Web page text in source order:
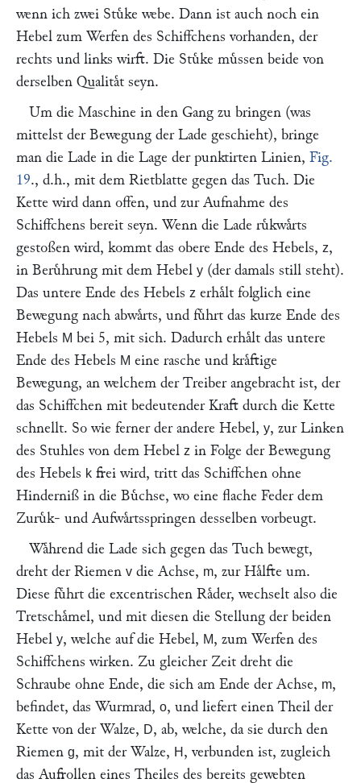
wenn ich zwei Stuͤke webe. Dann ist auch noch ein
Hebel zum Werfen des Schiffchens vorhanden, der
rechts und links wirft. Die Stuͤke muͤssen beide von
derselben Qualitaͤt seyn.
Um die Maschine in den Gang zu bringen (was
mittelst der Bewegung der Lade geschieht), bringe
man die Lade in die Lage der punktirten Linien, Fig.
19., d.h., mit dem Rietblatte gegen das Tuch. Die
Kette wird dann offen, und zur Aufnahme des
Schiffchens bereit seyn. Wenn die Lade ruͤkwaͤrts
gestoßen wird, kommt das obere Ende des Hebels, z,
in Beruͤhrung mit dem Hebel y (der damals still steht).
Das untere Ende des Hebels z erhaͤlt folglich eine
Bewegung nach abwaͤrts, und fuͤhrt das kurze Ende des
Hebels M bei 5, mit sich. Dadurch erhaͤlt das untere
Ende des Hebels M eine rasche und kraͤftige
Bewegung, an welchem der Treiber angebracht ist, der
das Schiffchen mit bedeutender Kraft durch die Kette
schnellt. So wie ferner der andere Hebel, y, zur Linken
des Stuhles von dem Hebel z in Folge der Bewegung
des Hebels k frei wird, tritt das Schiffchen ohne
Hinderniß in die Buͤchse, wo eine flache Feder dem
Zuruͤk- und Aufwaͤrtsspringen desselben vorbeugt.
Waͤhrend die Lade sich gegen das Tuch bewegt,
dreht der Riemen v die Achse, m, zur Haͤlfte um.
Diese fuͤhrt die excentrischen Raͤder, wechselt also die
Tretschaͤmel, und mit diesen die Stellung der beiden
Hebel y, welche auf die Hebel, M, zum Werfen des
Schiffchens wirken. Zu gleicher Zeit dreht die
Schraube ohne Ende, die sich am Ende der Achse, m,
befindet, das Wurmrad, o, und liefert einen Theil der
Kette von der Walze, D, ab, welche, da sie durch den
Riemen g, mit der Walze, H , verbunden ist, zugleich
das Aufrollen eines Theiles des bereits gewebten